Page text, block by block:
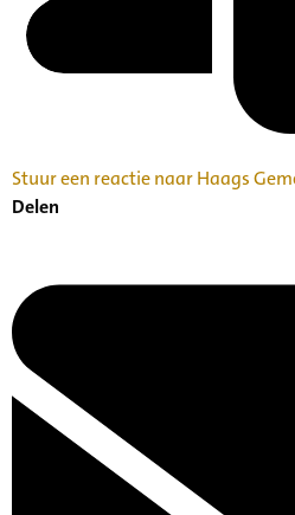
Stuur een reactie naar Haags
Delen